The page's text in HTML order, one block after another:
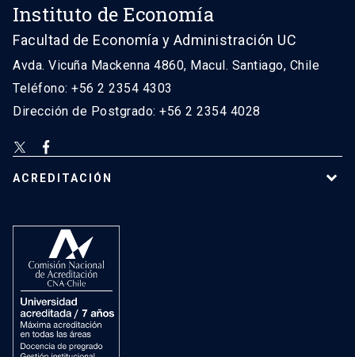
Instituto de Economía
Facultad de Economía y Administración UC
Avda. Vicuña Mackenna 4860, Macul. Santiago, Chile
Teléfono: +56 2 2354 4303
Dirección de Postgrado: +56 2 2354 4028
ACREDITACIÓN